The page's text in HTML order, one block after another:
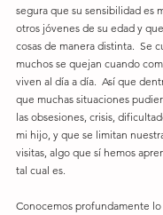
segura que su sensibilidad es
otros jóvenes de su edad y
cosas de manera distinta.  Se
muchos se quejan cuando
viven al día a día.  Así que
que muchas situaciones
las obsesiones, crisis,
mi hijo, y que se limitan
visitas, algo que sí hemos
tal cual es.
Conocemos profundamente